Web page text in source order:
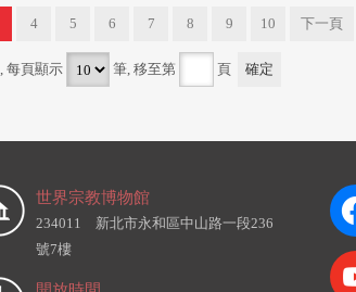
4 5 6 7 8 9 10 下一頁
, 每頁顯示 筆, 移至第 頁
世界宗教博物館
234011 新北市永和區中山路一段236
號7樓